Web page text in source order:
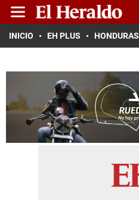
INICIO EH PLUS HONDURAS